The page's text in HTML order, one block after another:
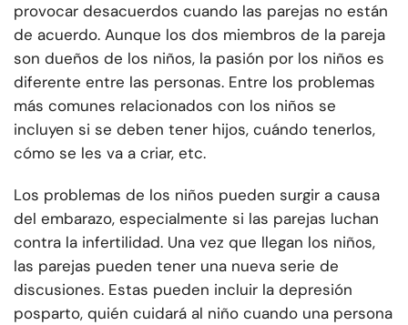
provocar desacuerdos cuando las parejas no están
de acuerdo. Aunque los dos miembros de la pareja
son dueños de los niños, la pasión por los niños es
diferente entre las personas. Entre los problemas
más comunes relacionados con los niños se
incluyen si se deben tener hijos, cuándo tenerlos,
cómo se les va a criar, etc.
Los problemas de los niños pueden surgir a causa
del embarazo, especialmente si las parejas luchan
contra la infertilidad. Una vez que llegan los niños,
las parejas pueden tener una nueva serie de
discusiones. Estas pueden incluir la depresión
posparto, quién cuidará al niño cuando una persona